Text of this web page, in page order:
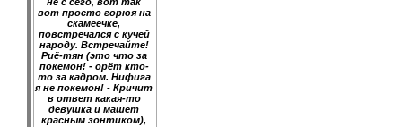
вот просто горюя на
скамеечке,
повстречался с кучей
народу. Встречайте!
Риё-тян (это что за
покемон! - орёт кто-
то за кадром. Нифига
я не покемон! - Кричит
в ответ какая-то
девушка и машет
красным зонтиком),